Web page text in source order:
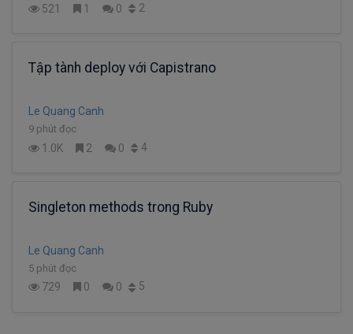
521 1 0 2
Tập tành deploy với Capistrano
Le Quang Canh
9 phút đọc
1.0K 2 0 4
Singleton methods trong Ruby
Le Quang Canh
5 phút đọc
729 0 0 5